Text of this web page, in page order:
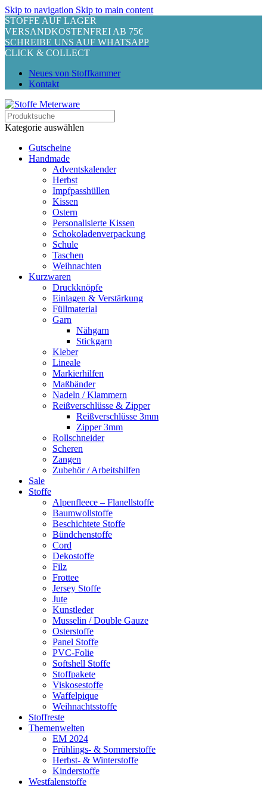
Skip to navigation Skip to main content
STOFFE AUF LAGER
VERSANDKOSTENFREI AB 75€
SCHREIBE UNS AUF WHATSAPP
CLICK & COLLECT
Neues von Stoffkammer
Kontakt
Kategorie auswählen
Gutscheine
Handmade
Adventskalender
Herbst
Impfpasshüllen
Kissen
Ostern
Personalisierte Kissen
Schokoladenverpackung
Schule
Taschen
Weihnachten
Kurzwaren
Druckknöpfe
Einlagen & Verstärkung
Füllmaterial
Garn
Nähgarn
Stickgarn
Kleber
Lineale
Markierhilfen
Maßbänder
Nadeln / Klammern
Reißverschlüsse & Zipper
Reißverschlüsse 3mm
Zipper 3mm
Rollschneider
Scheren
Zangen
Zubehör / Arbeitshilfen
Sale
Stoffe
Alpenfleece – Flanellstoffe
Baumwollstoffe
Beschichtete Stoffe
Bündchenstoffe
Cord
Dekostoffe
Filz
Frottee
Jersey Stoffe
Jute
Kunstleder
Musselin / Double Gauze
Osterstoffe
Panel Stoffe
PVC-Folie
Softshell Stoffe
Stoffpakete
Viskosestoffe
Waffelpique
Weihnachtsstoffe
Stoffreste
Themenwelten
EM 2024
Frühlings- & Sommerstoffe
Herbst- & Winterstoffe
Kinderstoffe
Westfalenstoffe